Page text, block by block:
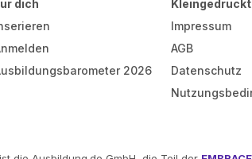
dich
2026
Impressum
AGB
Datenschutz